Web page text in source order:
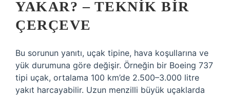
YAKAR? – TEKNIK BIR
ÇERÇEVE
Bu sorunun yanıtı, uçak tipine, hava koşullarına ve
yük durumuna göre değişir. Örneğin bir Boeing 737
tipi uçak, ortalama 100 km’de 2.500–3.000 litre
yakıt harcayabilir. Uzun menzilli büyük uçaklarda